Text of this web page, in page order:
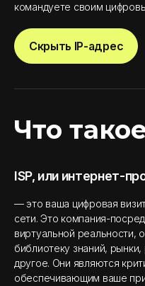
командуете своим
Скрыть IP-адрес
Что
ISP, или интернет-
— это ваша цифровая
сети. Это компания-
виртуальной реальности,
библиотеку знаний,
другое. Они являются
обеспечивающим ваше